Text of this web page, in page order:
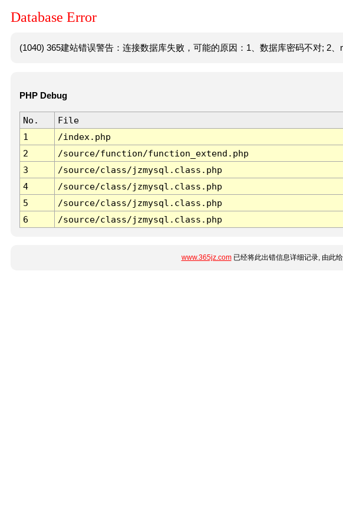
Database Error
(1040) 365建站错误警告：连接数据库失败，可能的原因：1、数据库密码不对; 2、
PHP Debug
No. File
1
/index.php
2
/source/function/function_extend.php
3
/source/class/jzmysql.class.php
4
/source/class/jzmysql.class.php
5
/source/class/jzmysql.class.php
6
/source/class/jzmysql.class.php
www.365jz.com已经将此出错信息详细记录, 由此